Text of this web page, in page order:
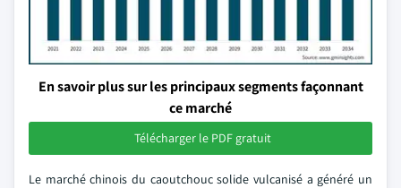
En savoir plus sur les principaux segments façonnant
ce marché
Télécharger le PDF gratuit
Le marché chinois du caoutchouc solide vulcanisé a généré un